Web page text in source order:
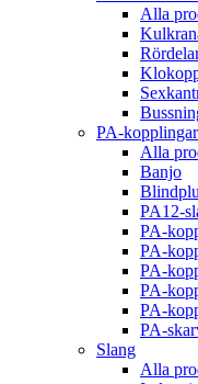
Alla
PA-kopplingar
Alla
Banjo
PA12-
PA-
PA-
PA-
PA-
PA-
PA-
Slang
Alla